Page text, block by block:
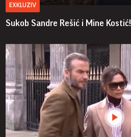
EXKLUZIV
Sukob Sandre Rešić i Mine Kostić!